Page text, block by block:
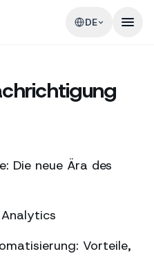
DE
Die neue Ära des
Vorteile,